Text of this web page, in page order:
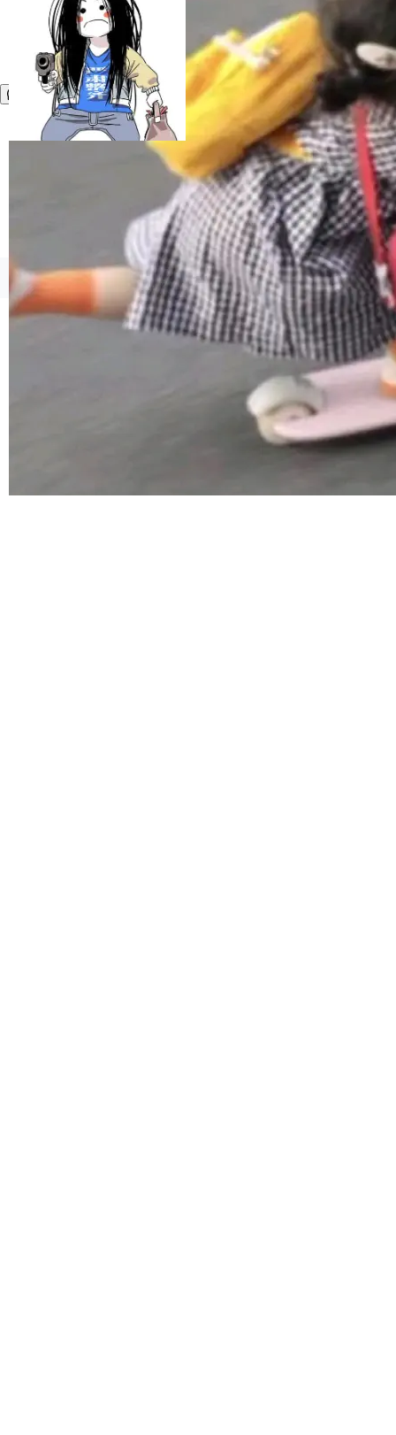
容的百科平台，被马斯克视为传统众包百科网站
维基百科的替代方案。Lawfare 调查发现，无论
热门页面还是低关注度页面，均未出现近期更
新，相关问题并非局限于特定领域，而是在不同
主题和访问量页面中普遍存在。 调查人员最初认
为，Grokipedia可能只是限...
声明 LocaleResolver、注册 LocaleChangeInt
erceptor…五六步之后才能看到第一行翻译文
本。 Solon 换了个方式。整个 i18n 模块围绕三
个解析器、一个注解、一个工具类展开——没有
XML、没有拦截器注册、没有样板配置。 资源
文件的约定 把文件放到 resources/i18n/ 下： r
esources/i18n/messages.properties ...
©OSCHINA(OSChina.NET) 京ICP备2025119063号